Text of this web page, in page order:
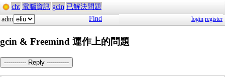
cht 電腦資訊 gcin 已解決問題
adm
Find login register
gcin & Freemind 運作上的問題
----------- Reply -----------